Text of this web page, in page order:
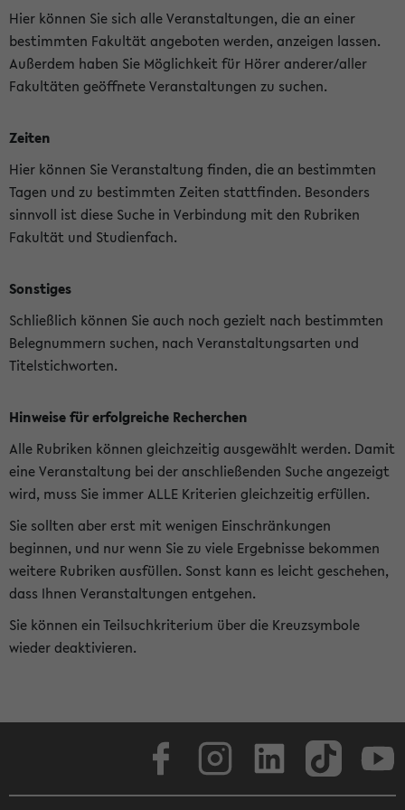
Hier können Sie sich alle Veranstaltungen, die an einer
bestimmten Fakultät angeboten werden, anzeigen lassen.
Außerdem haben Sie Möglichkeit für Hörer anderer/aller
Fakultäten geöffnete Veranstaltungen zu suchen.
Zeiten
Hier können Sie Veranstaltung finden, die an bestimmten
Tagen und zu bestimmten Zeiten stattfinden. Besonders
sinnvoll ist diese Suche in Verbindung mit den Rubriken
Fakultät und Studienfach.
Sonstiges
Schließlich können Sie auch noch gezielt nach bestimmten
Belegnummern suchen, nach Veranstaltungsarten und
Titelstichworten.
Hinweise für erfolgreiche Recherchen
Alle Rubriken können gleichzeitig ausgewählt werden. Damit
eine Veranstaltung bei der anschließenden Suche angezeigt
wird, muss Sie immer ALLE Kriterien gleichzeitig erfüllen.
Sie sollten aber erst mit wenigen Einschränkungen
beginnen, und nur wenn Sie zu viele Ergebnisse bekommen
weitere Rubriken ausfüllen. Sonst kann es leicht geschehen,
dass Ihnen Veranstaltungen entgehen.
Sie können ein Teilsuchkriterium über die Kreuzsymbole
wieder deaktivieren.